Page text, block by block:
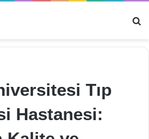
Tıp
Hastanesi: